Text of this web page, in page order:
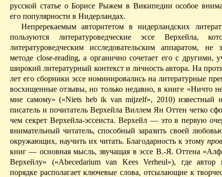
русской статье о Борисе Рыжем в Википедии особое
его популярности в Нидерландах.
Непререкаемым авторитетом в нидерландских
пользуются литературоведческие эссе Верхейла,
литературоведческим исследовательским аппаратом, не
методе close-reading, а органично сочетает его с другими,
широкий литературный контекст и личность автора. На
лет его сборники эссе номинировались на литературные
восхищенные отзывы, но только недавно, в книге «Ничто
мне самому» («Niets heb ik van mijzelf», 2010) известный
писатель и почитатель Верхейла Виллем Ян Оттен четко
чем секрет Верхейла-эссеиста. Верхейл— это в первую
внимательный читатель, способный заразить своей
окружающих, научить их читать. Благодарность к этому
книг — основная мысль, звучащая в эссе В.-Я. Оттена
Верхейлу» («Abecedarium van Kees Verheul»), где автор
порядке располагает ключевые слова, отсылающие к